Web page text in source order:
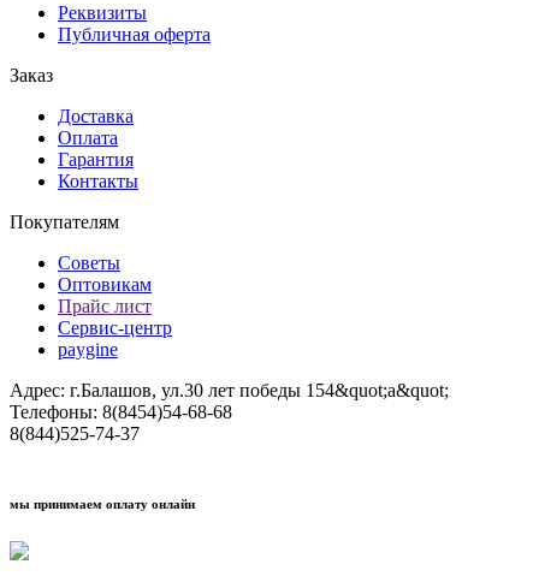
Реквизиты
Публичная оферта
Заказ
Доставка
Оплата
Гарантия
Контакты
Покупателям
Советы
Оптовикам
Прайс лист
Сервис-центр
paygine
Адрес: г.Балашов, ул.30 лет победы 154&quot;а&quot;
Телефоны: 8(8454)54-68-68
8(844)525-74-37
мы принимаем оплату онлайн